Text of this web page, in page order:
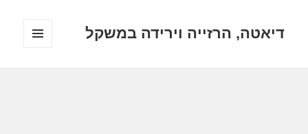
דיאטה, הרזייה וירידה במשקל